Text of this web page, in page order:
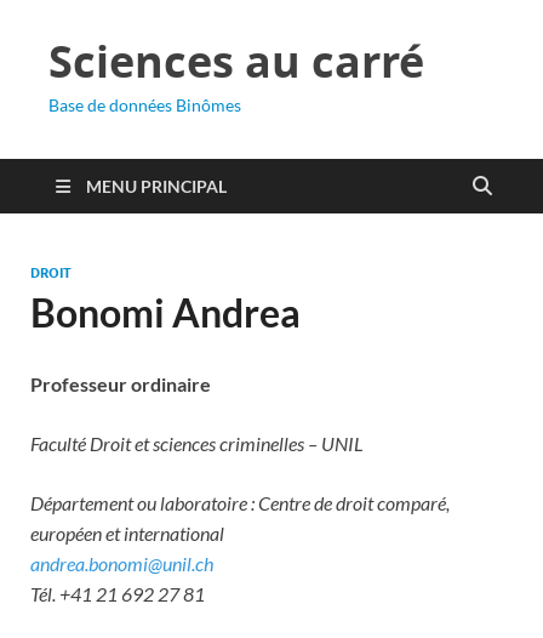
Sciences au carré
Base de données Binômes
MENU PRINCIPAL
DROIT
Bonomi Andrea
Professeur ordinaire
Faculté Droit et sciences criminelles – UNIL
Département ou laboratoire : Centre de droit comparé,
européen et international
andrea.bonomi@unil.ch
Tél. +41 21 692 27 81